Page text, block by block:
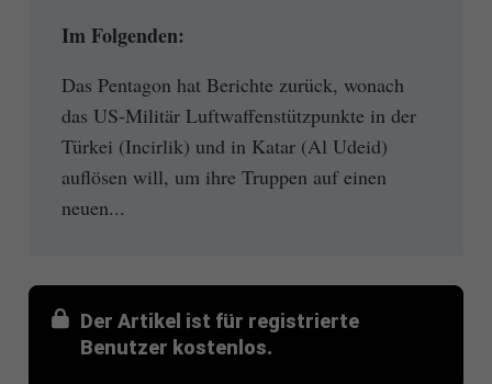
Im Folgenden:
Das Pentagon hat Berichte zurück, wonach
das US-Militär Luftwaffenstützpunkte in der
Türkei (Incirlik) und in Katar (Al Udeid)
auflösen will, um ihre Truppen auf einen
neuen...
Der Artikel ist für registrierte
Benutzer kostenlos.